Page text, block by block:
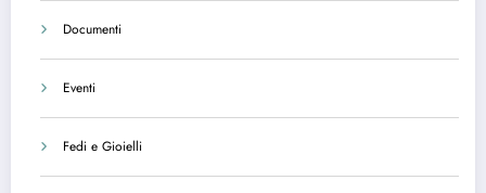
Documenti
Eventi
Fedi e Gioielli